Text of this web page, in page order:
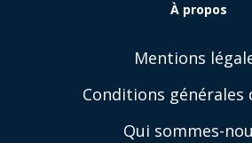
Àpropos
Mentions
Conditions générales
Qui sommes-